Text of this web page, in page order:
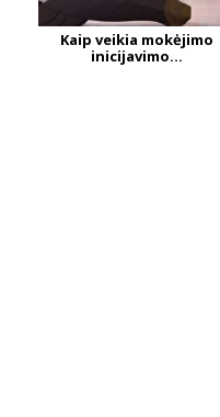
Kaip veikia mokėjimo
inicijavimo...